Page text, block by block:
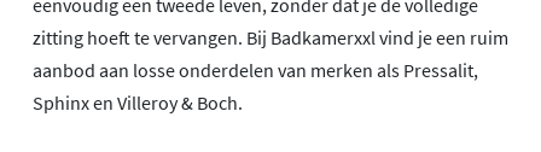
zitting hoeft te vervangen. Bij Badkamerxxl vind je een ruim
aanbod aan losse onderdelen van merken als Pressalit,
Sphinx en Villeroy & Boch.